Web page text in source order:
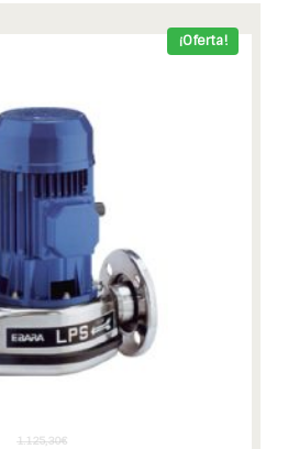
¡Oferta!
1.125,30€